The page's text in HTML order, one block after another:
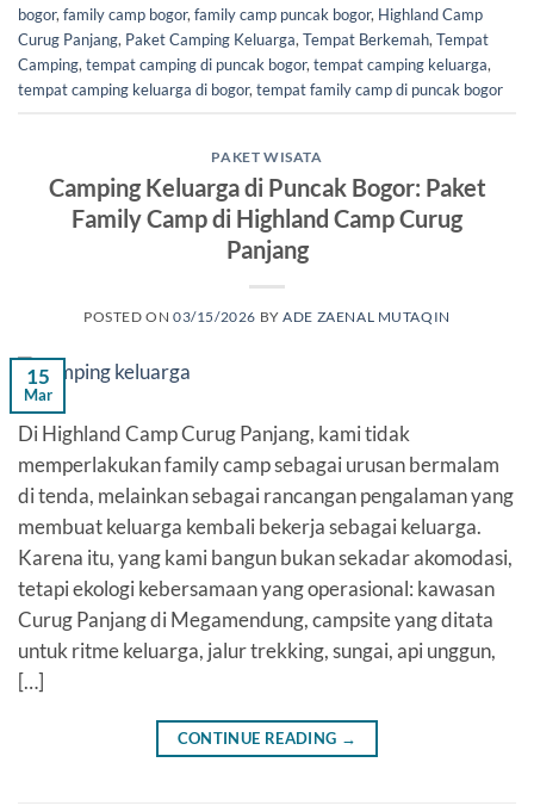
bogor, family camp bogor, family camp puncak bogor, Highland Camp
Curug Panjang, Paket Camping Keluarga, Tempat Berkemah, Tempat
Camping, tempat camping di puncak bogor, tempat camping keluarga,
tempat camping keluarga di bogor, tempat family camp di puncak bogor
PAKET WISATA
Camping Keluarga di Puncak Bogor: Paket
Family Camp di Highland Camp Curug
Panjang
POSTED ON03/15/2026 BYADE ZAENAL MUTAQIN
15
Mar
Di Highland Camp Curug Panjang, kami tidak
memperlakukan family camp sebagai urusan bermalam
di tenda, melainkan sebagai rancangan pengalaman yang
membuat keluarga kembali bekerja sebagai keluarga.
Karena itu, yang kami bangun bukan sekadar akomodasi,
tetapi ekologi kebersamaan yang operasional: kawasan
Curug Panjang di Megamendung, campsite yang ditata
untuk ritme keluarga, jalur trekking, sungai, api unggun,
[…]
CONTINUE READING →